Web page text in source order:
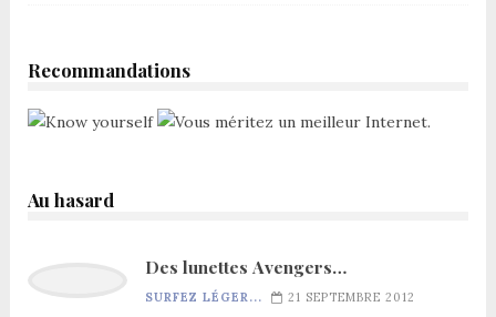
Recommandations
Au hasard
Des lunettes Avengers…
SURFEZ LÉGER... 21 SEPTEMBRE 2012